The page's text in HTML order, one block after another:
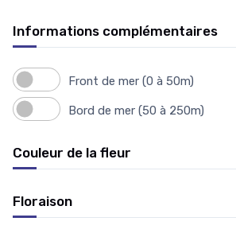
Informations complémentaires
Front de mer (0 à 50m)
Bord de mer (50 à 250m)
Couleur de la fleur
Floraison